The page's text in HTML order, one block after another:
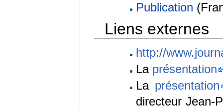
Publication
Liens externes
http://
La présentation
La présentation
directeur Jean-